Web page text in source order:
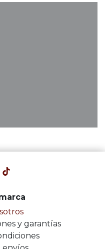
y garantías